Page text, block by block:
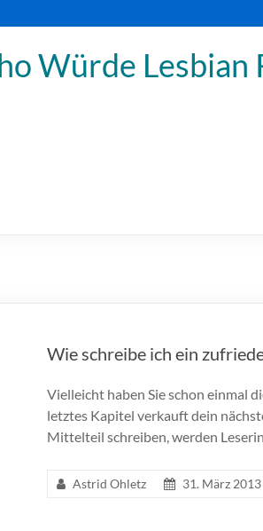
Würde Lesbian
Wie schreibe ich ein
Vielleicht haben Sie schon einmal
letztes Kapitel verkauft dein
Mittelteil schreiben, werden
Astrid Ohletz 31. März 2013